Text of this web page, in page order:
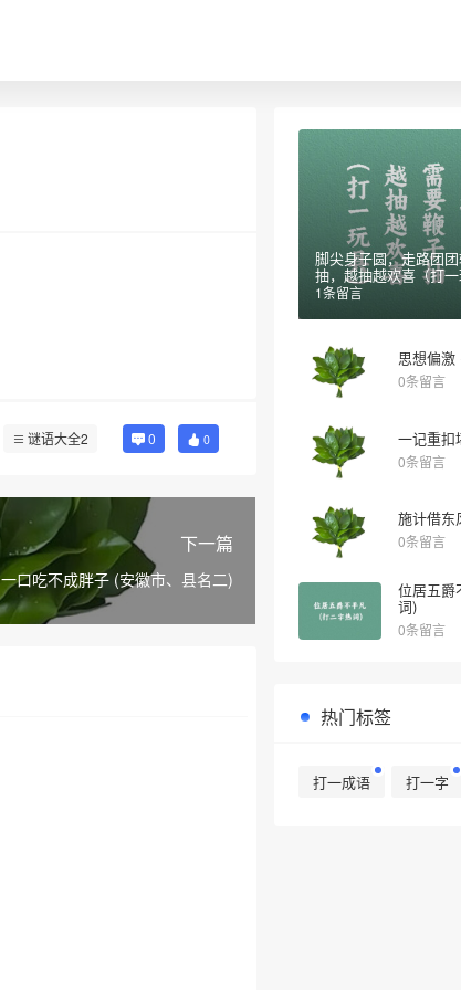
谜语大全2 0 0
下一篇
一口吃不成胖子 (安徽市、县名二)
脚尖身子圆，走路团
抽，越抽越欢喜（打一
1条留言
思想偏激
0条留言
一记重扣
0条留言
施计借东
0条留言
位居五爵
词)
0条留言
热门标签
打一成语 打一字